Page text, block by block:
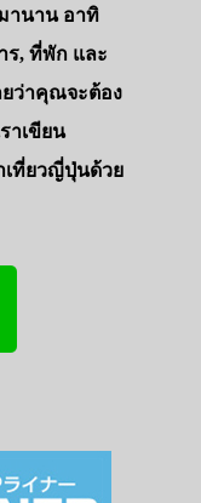
านาน อาทิ
ร, ที่พัก และ
ยว่าคุณจะต้อง
าเขียน
เที่ยวญี่ปุ่นด้วย